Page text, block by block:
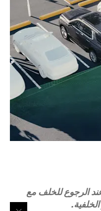
الرجوع للخلف مع